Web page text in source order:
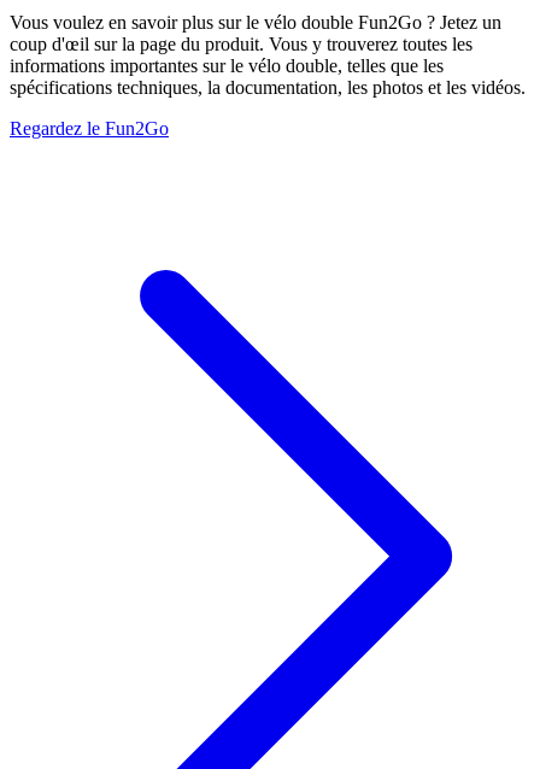
Vous voulez en savoir plus sur le vélo double Fun2Go ? Jetez un
coup d'œil sur la page du produit. Vous y trouverez toutes les
informations importantes sur le vélo double, telles que les
spécifications techniques, la documentation, les photos et les vidéos.
Regardez le Fun2Go